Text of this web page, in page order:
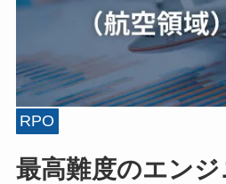
RPO
最高難度のエン